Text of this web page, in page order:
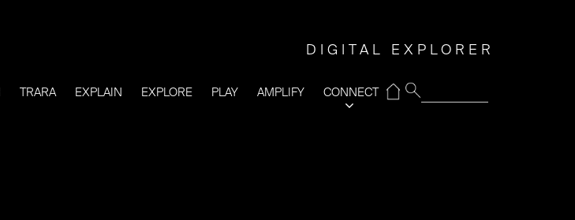
DIGITAL EXPLORER
TRARA EXPLAIN EXPLORE PLAY AMPLIFY CONNECT
⌂